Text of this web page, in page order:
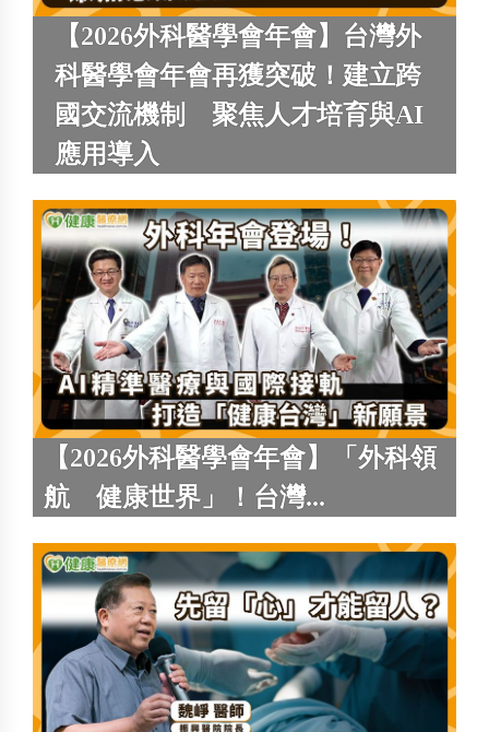
【2026外科醫學會年會】台灣外
科醫學會年會再獲突破！建立跨
國交流機制 聚焦人才培育與AI
應用導入
【2026外科醫學會年會】「外科領
航 健康世界」！台灣...